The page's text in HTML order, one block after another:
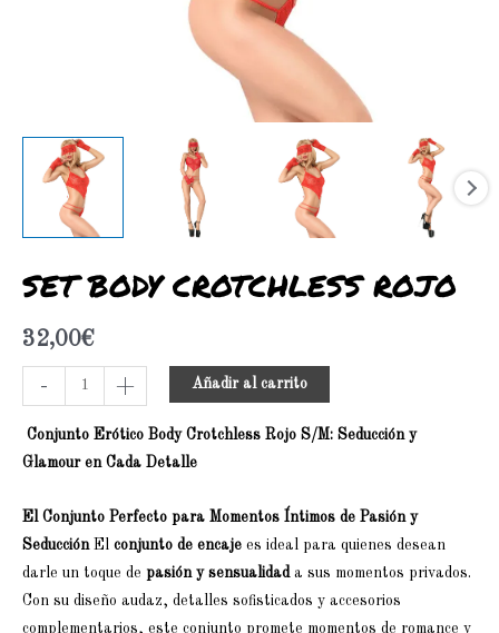
SET BODY CROTCHLESS ROJO
32,00€
- + Añadir al carrito
Conjunto Erótico Body Crotchless Rojo S/M: Seducción y
Glamour en Cada Detalle
El Conjunto Perfecto para Momentos Íntimos de Pasión y
SeducciónEl conjunto de encaje es ideal para quienes desean
darle un toque de pasión y sensualidada sus momentos privados.
Con su diseño audaz, detalles sofisticados y accesorios
complementarios, este conjunto promete momentos de romance y